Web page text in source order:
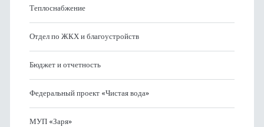
Теплоснабжение
Отдел по ЖКХ и благоустройств
Бюджет и отчетность
Федеральный проект «Чистая вода»
МУП «Заря»